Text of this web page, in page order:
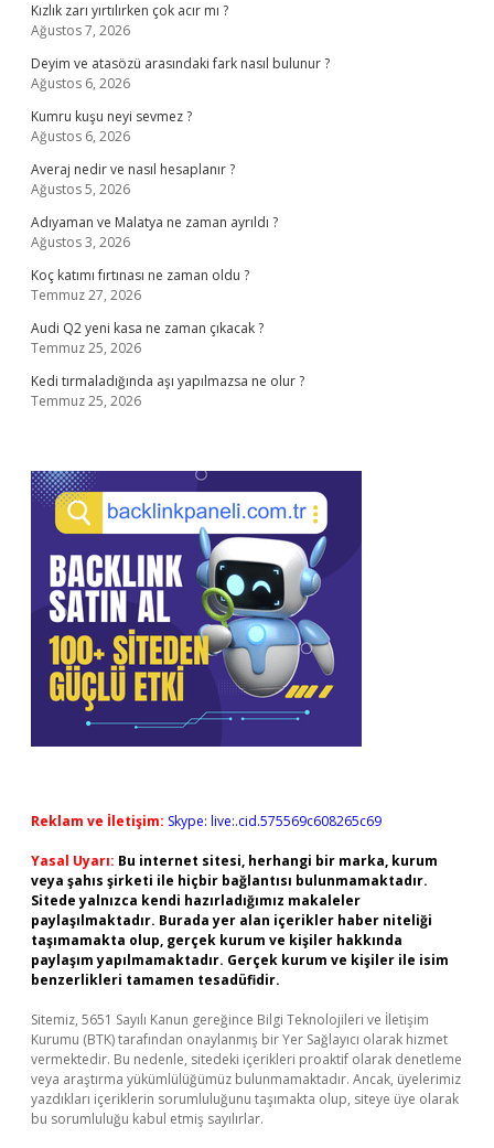
Kızlık zarı yırtılırken çok acır mı ?
Ağustos 7, 2026
Deyim ve atasözü arasındaki fark nasıl bulunur ?
Ağustos 6, 2026
Kumru kuşu neyi sevmez ?
Ağustos 6, 2026
Averaj nedir ve nasıl hesaplanır ?
Ağustos 5, 2026
Adıyaman ve Malatya ne zaman ayrıldı ?
Ağustos 3, 2026
Koç katımı fırtınası ne zaman oldu ?
Temmuz 27, 2026
Audi Q2 yeni kasa ne zaman çıkacak ?
Temmuz 25, 2026
Kedi tırmaladığında aşı yapılmazsa ne olur ?
Temmuz 25, 2026
Reklam ve İletişim: Skype: live:.cid.575569c608265c69
Yasal Uyarı: Bu internet sitesi, herhangi bir marka, kurum
veya şahıs şirketi ile hiçbir bağlantısı bulunmamaktadır.
Sitede yalnızca kendi hazırladığımız makaleler
paylaşılmaktadır. Burada yer alan içerikler haber niteliği
taşımamakta olup, gerçek kurum ve kişiler hakkında
paylaşım yapılmamaktadır. Gerçek kurum ve kişiler ile isim
benzerlikleri tamamen tesadüfidir.
Sitemiz, 5651 Sayılı Kanun gereğince Bilgi Teknolojileri ve İletişim
Kurumu (BTK) tarafından onaylanmış bir Yer Sağlayıcı olarak hizmet
vermektedir. Bu nedenle, sitedeki içerikleri proaktif olarak denetleme
veya araştırma yükümlülüğümüz bulunmamaktadır. Ancak, üyelerimiz
yazdıkları içeriklerin sorumluluğunu taşımakta olup, siteye üye olarak
bu sorumluluğu kabul etmiş sayılırlar.